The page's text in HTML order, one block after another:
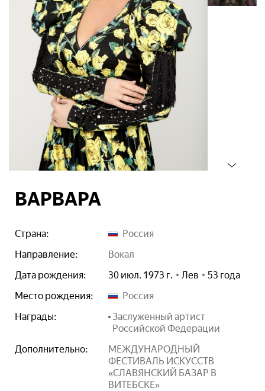
ВАРВАРА
Страна:
Россия
Направление:
вокал
Дата рождения:
30 июл. 1973 г. Лев
53 года
Место рождения:
Россия
Награды:
Заслуженный артист
Российской Федерации
Дополнительно:
МЕЖДУНАРОДНЫЙ
ФЕСТИВАЛЬ ИСКУССТВ
«СЛАВЯНСКИЙ БАЗАР В
ВИТЕБСКЕ»